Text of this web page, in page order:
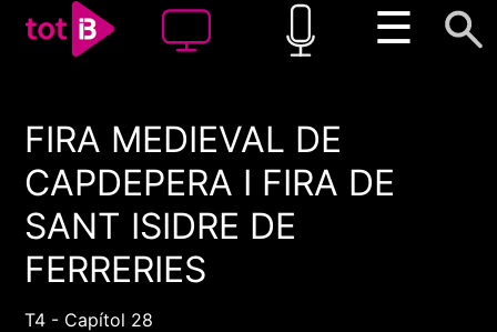
☰
00:00 00:00
1x
FIRA MEDIEVAL DE
CAPDEPERA I FIRA DE
SANT ISIDRE DE
FERRERIES
T4 - Capítol 28